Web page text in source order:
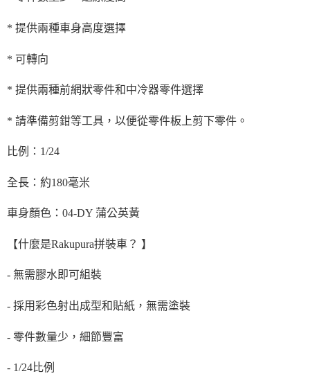
* 提供兩種車身高度選擇
* 可轉向
* 提供兩種前網狀零件和中冷器零件選擇
* 請準備剪鉗等工具，以便從零件板上剪下零件。
比例：1/24
全長：約180毫米
車身顏色：04-DY 蒲公英黃
【什麼是Rakupura拼裝車？ 】
- 無需膠水即可組裝
- 採用彩色射出成型和貼紙，無需塗裝
- 零件數量少，細節豐富
- 1/24比例